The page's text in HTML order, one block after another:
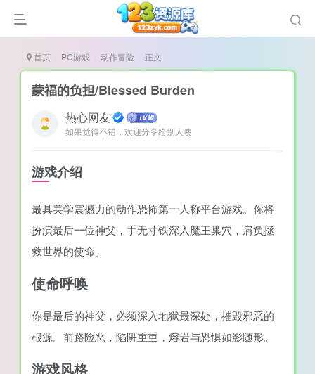
摸鱼游戏）
首页 PC游戏 动作冒险 正文
蒙福的负担/Blessed Burden
热心网友
如果觉得不错，欢迎分享给别人噢
游戏介绍
最具美学震撼力的动作恐怖第一人称平台游戏。你将
扮演最后一位神父，手无寸铁深入魔王巢穴，肩负拯
救世界的使命。
使命呼唤
你是最后的神父，必须深入地狱最深处，摧毁邪恶的
根源。前路险恶，陷阱重重，熔岩与恐惧如影随形。
游戏风格